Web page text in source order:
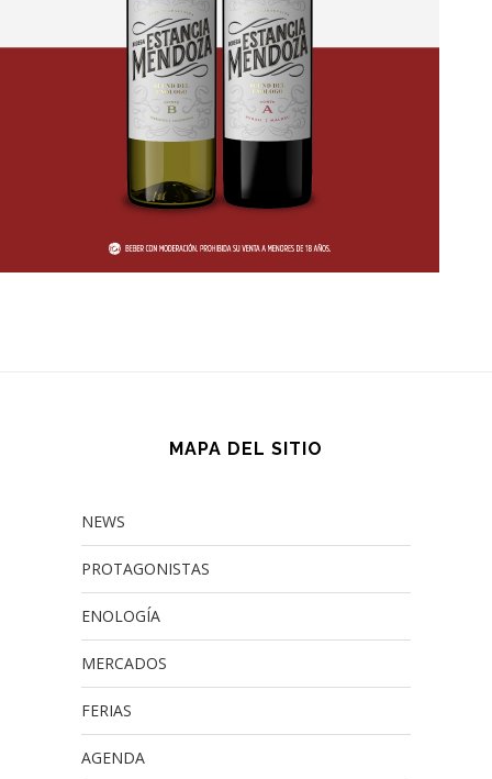
MAPA DEL SITIO
NEWS
PROTAGONISTAS
ENOLOGÍA
MERCADOS
FERIAS
AGENDA